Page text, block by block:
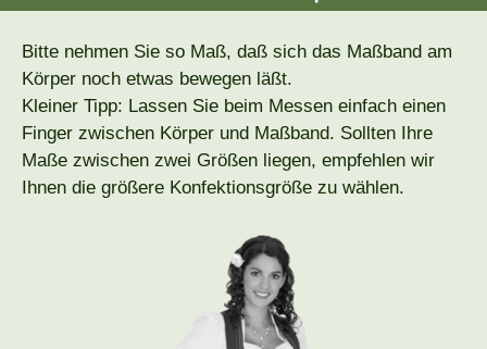
Bitte nehmen Sie so Maß, daß sich das Maßband am
Körper noch etwas bewegen läßt.
Kleiner Tipp: Lassen Sie beim Messen einfach einen
Finger zwischen Körper und Maßband. Sollten Ihre
Maße zwischen zwei Größen liegen, empfehlen wir
Ihnen die größere Konfektionsgröße zu wählen.